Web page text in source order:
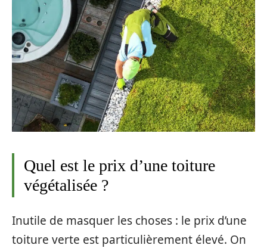
Quel est le prix d’une toiture
végétalisée ?
Inutile de masquer les choses : le prix d’une
toiture verte est particulièrement élevé. On